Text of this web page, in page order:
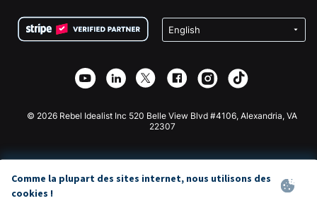
Confidentialité
Partenariat d'affiliation
Bibliothèque
Collecte de fonds caritative
Plugin de don Wix
Application de don Webflow
Don Joomla
© 2026 Rebel Idealist Inc 520 Belle View Blvd #4106, Alexandria, VA
22307
Comme la plupart des sites internet, nous utilisons des
cookies !